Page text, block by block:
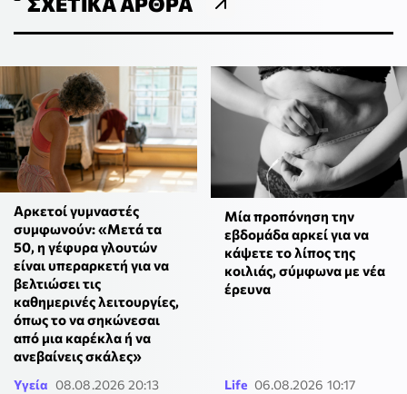
Αρκετοί γυμναστές
συμφωνούν: «Μετά τα
50, η γέφυρα γλουτών
είναι υπεραρκετή για να
βελτιώσει τις
καθημερινές λειτουργίες,
όπως το να σηκώνεσαι
από μια καρέκλα ή να
ανεβαίνεις σκάλες»
Υγεία 08.08.2026 20:13
Μία προπόνηση την
εβδομάδα αρκεί για να
κάψετε το λίπος της
κοιλιάς, σύμφωνα με νέα
έρευνα
Life 06.08.2026 10:17